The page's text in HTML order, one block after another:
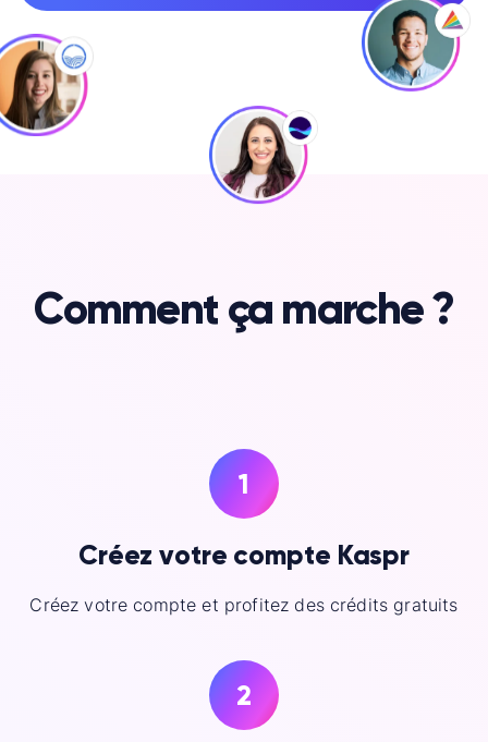
Comment ça marche ?
1
Créez votre compte Kaspr
Créez votre compte et profitez des crédits gratuits
2